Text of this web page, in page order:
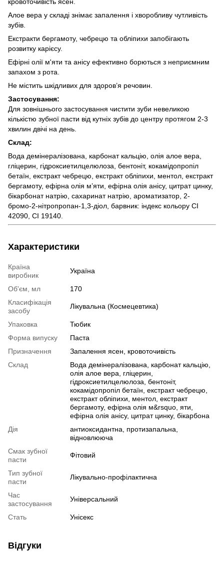
Алое вера у складі знімає запалення і хворобливу чутливість
зубів.
Екстракти бергамоту, чебрецю та обліпихи запобігають
розвитку карієсу.
Ефірні олії м'яти та анісу ефективно борються з неприємним
запахом з рота.
Не містить шкідливих для здоров’я речовин.
Застосування:
Для зовнішнього застосування чистити зуби невеликою
кількістю зубної пасти від кутніх зубів до центру протягом 2-3
хвилин двічі на день.
Склад:
Вода демінералізована, карбонат кальцію, олія алое вера,
гліцерин, гідроксиетилцелюлоза, бентоніт, кокамідопропіл
бетаїн, екстракт чебрецю, екстракт обліпихи, ментол, екстракт
бергамоту, ефірна олія м’яти, ефірна олія анісу, цитрат цинку,
бікарбонат натрію, сахаринат натрію, ароматизатор, 2-
бромо-2-нітропропан-1,3-діол, барвник: індекс кольору CI
42090, CI 19140.
Характеристики
Країна
виробник
Україна
Об'єм, мл
170
Класифікація
засобу
Лікувальна (Космецевтика)
Упаковка
Тюбик
Форма випуску
Паста
Призначення
Запалення ясен, кровоточивість
Склад
Вода демінералізована, карбонат кальцію,
олія алое вера, гліцерин,
гідроксиетилцелюлоза, бентоніт,
кокамідопропіл бетаїн, екстракт чебрецю,
екстракт обліпихи, ментол, екстракт
бергамоту, ефірна олія м&rsquo, яти,
ефірна олія анісу, цитрат цинку, бікарбона
Дія
антиоксидантна, протизапальна,
відновлююча
Смак зубної
пасти
Фітовий
Тип зубної
пасти
Лікувально-профілактична
Час
застосування
Універсальний
Стать Унісекс
Відгуки